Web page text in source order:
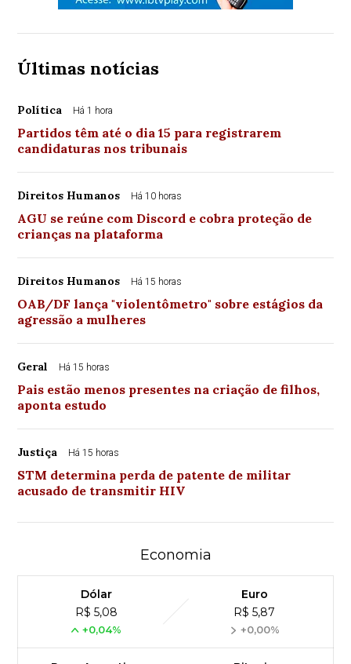
Últimas notícias
Política Há 1 hora
Partidos têm até o dia 15 para registrarem
candidaturas nos tribunais
Direitos Humanos Há 10 horas
AGU se reúne com Discord e cobra proteção de
crianças na plataforma
Direitos Humanos Há 15 horas
OAB/DF lança "violentômetro" sobre estágios da
agressão a mulheres
Geral Há 15 horas
Pais estão menos presentes na criação de filhos,
aponta estudo
Justiça Há 15 horas
STM determina perda de patente de militar
acusado de transmitir HIV
Economia
Dólar
R$ 5,08
+0,04%
Euro
R$ 5,87
+0,00%